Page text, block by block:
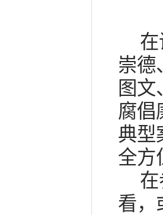
崇德
图
腐倡
典型
全方
看，